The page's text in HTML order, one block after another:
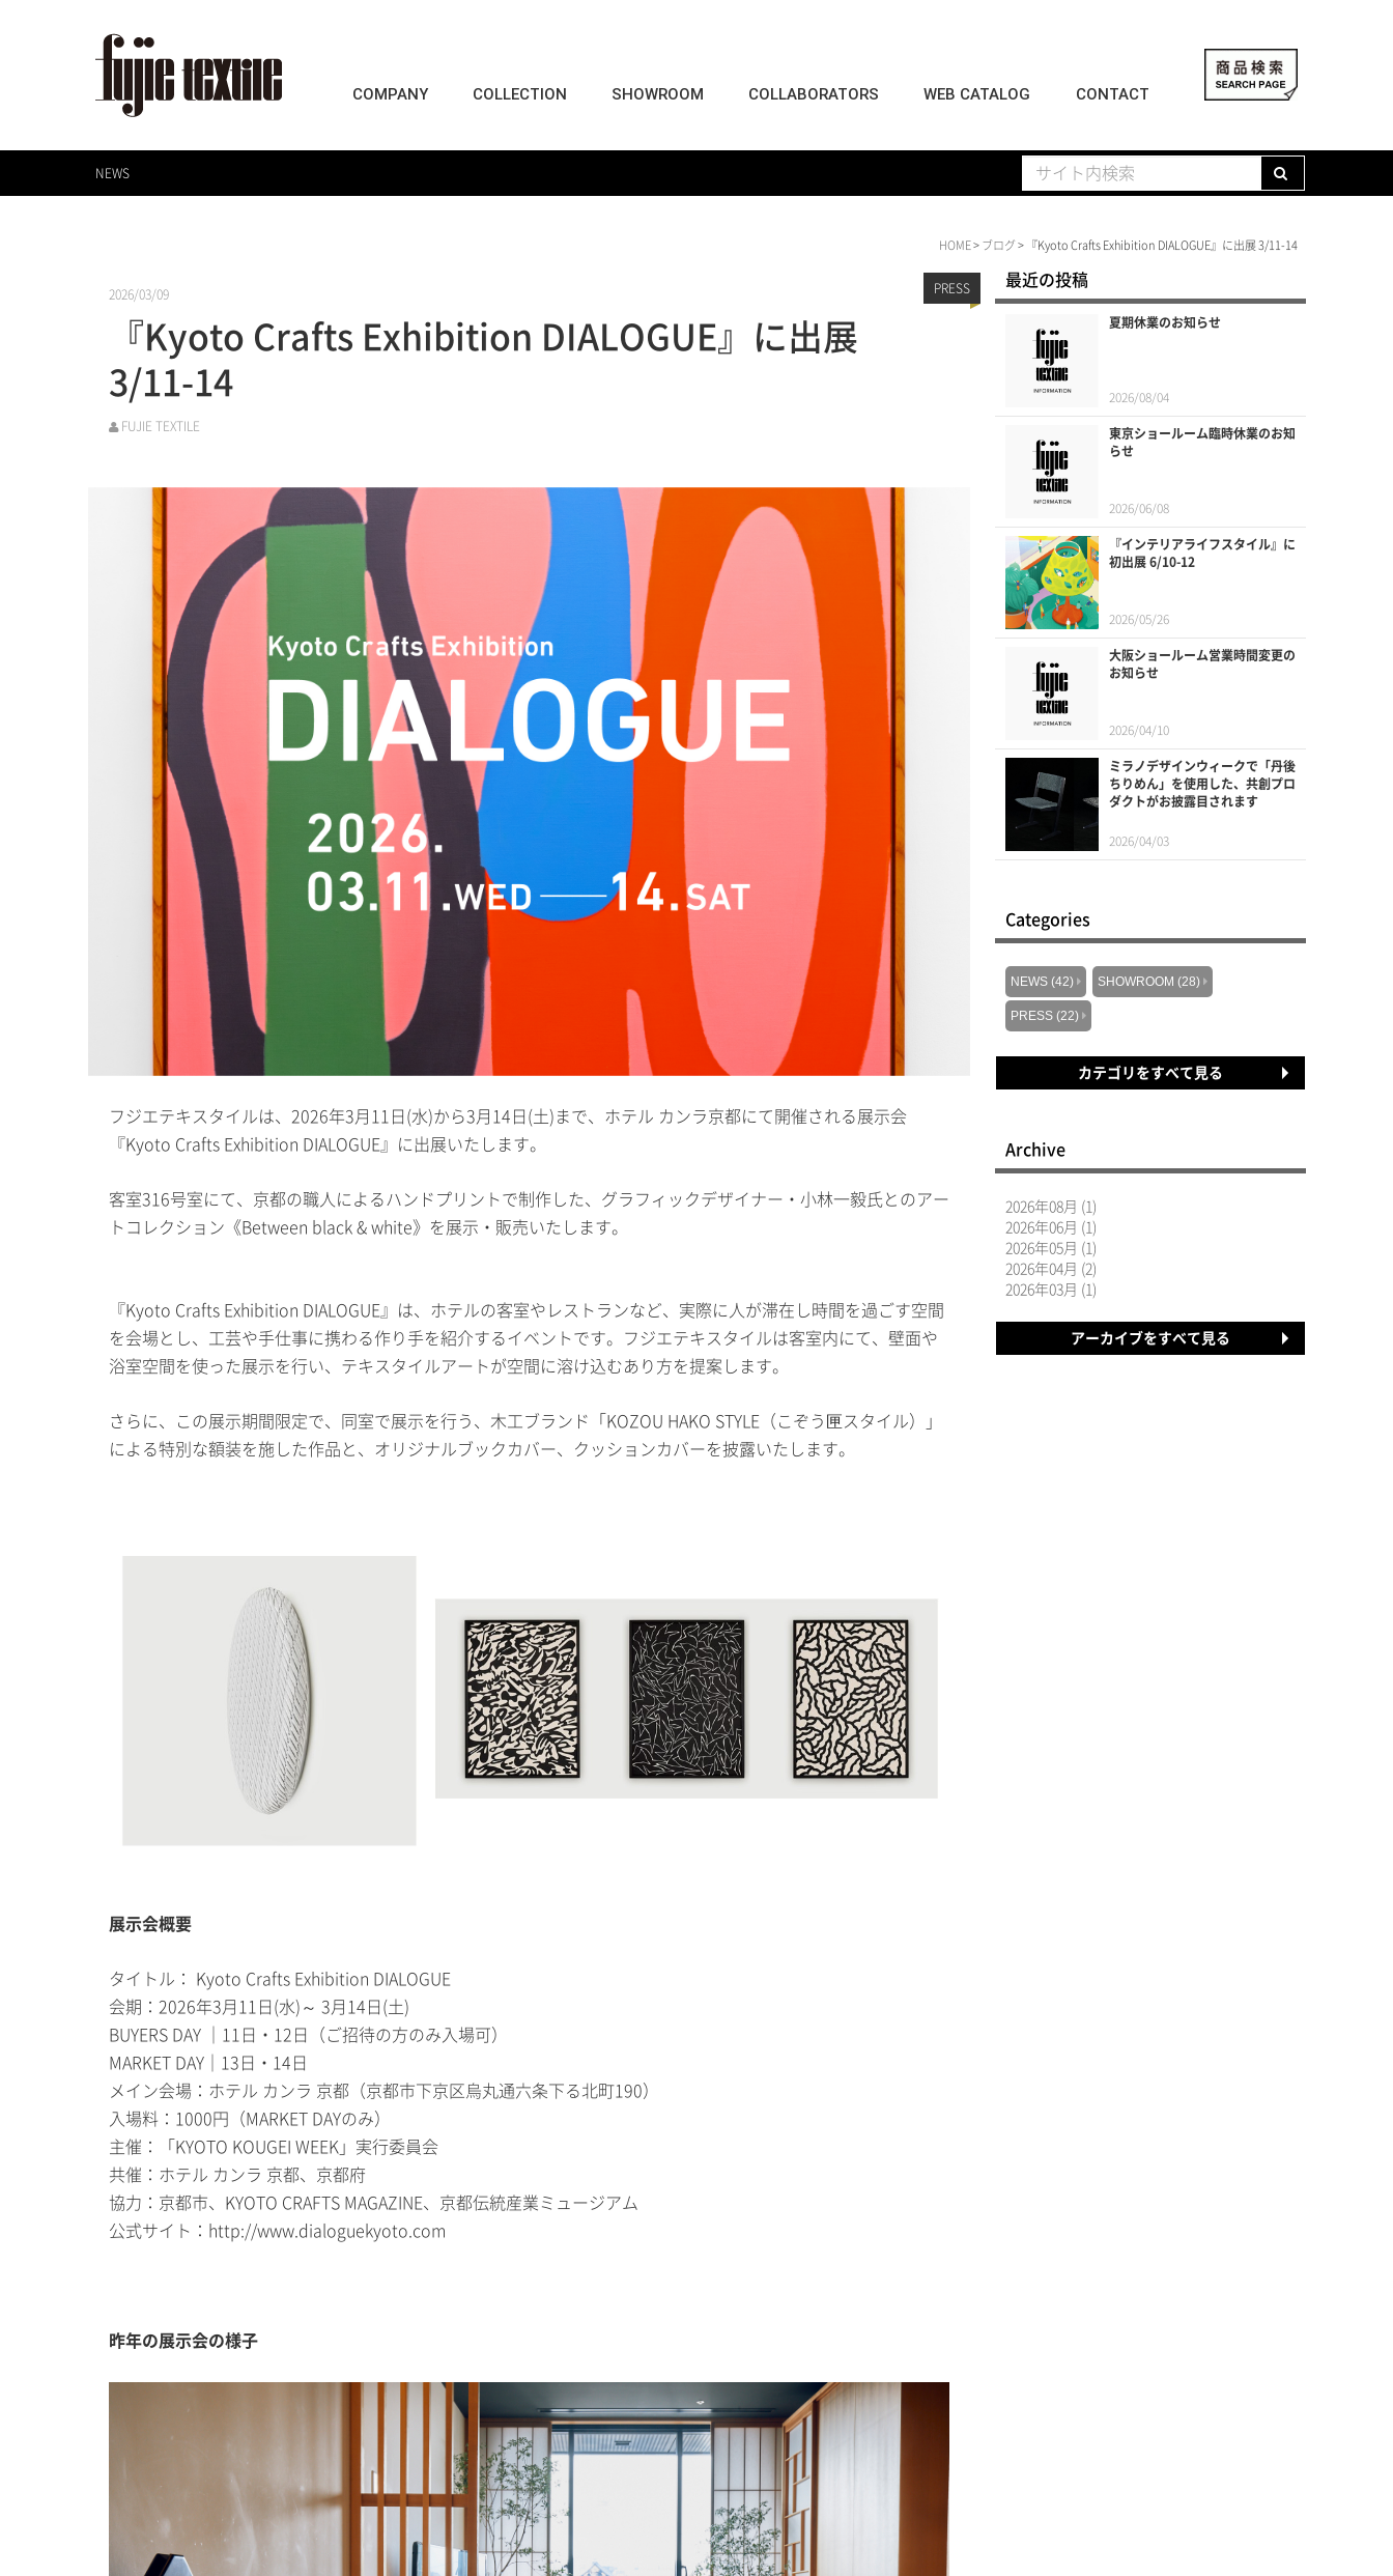
COMPANY COLLECTION SHOWROOM COLLABORATORS WEB CATALOG CONTACT
NEWS
HOME> ブログ> 『Kyoto Crafts Exhibition DIALOGUE』に出展 3/11-14
PRESS
2026/03/09
『Kyoto Crafts Exhibition DIALOGUE』に出展
3/11-14
FUJIE TEXTILE
フジエテキスタイルは、2026年3月11日(水)から3月14日(土)まで、ホテル カンラ京都にて開催される展示会
『Kyoto Crafts Exhibition DIALOGUE』に出展いたします。
客室316号室にて、京都の職人によるハンドプリントで制作した、グラフィックデザイナー・小林一毅氏とのアー
トコレクション《Between black & white》を展示・販売いたします。
『Kyoto Crafts Exhibition DIALOGUE』は、ホテルの客室やレストランなど、実際に人が滞在し時間を過ごす空間
を会場とし、工芸や手仕事に携わる作り手を紹介するイベントです。フジエテキスタイルは客室内にて、壁面や
浴室空間を使った展示を行い、テキスタイルアートが空間に溶け込むあり方を提案します。
さらに、この展示期間限定で、同室で展示を行う、木工ブランド「KOZOU HAKO STYLE（こぞう匣スタイル）」
による特別な額装を施した作品と、オリジナルブックカバー、クッションカバーを披露いたします。
展示会概要
タイトル： Kyoto Crafts Exhibition DIALOGUE
会期：2026年3月11日(水)～ 3月14日(土)
BUYERS DAY ｜11日・12日（ご招待の方のみ入場可）
MARKET DAY｜13日・14日
メイン会場：ホテル カンラ 京都（京都市下京区烏丸通六条下る北町190）
入場料：1000円（MARKET DAYのみ）
主催：「KYOTO KOUGEI WEEK」実行委員会
共催：ホテル カンラ 京都、京都府
協力：京都市、KYOTO CRAFTS MAGAZINE、京都伝統産業ミュージアム
公式サイト：http://www.dialoguekyoto.com
昨年の展示会の様子
最近の投稿
夏期休業のお知らせ
2026/08/04
東京ショールーム臨時休業のお知
らせ
2026/06/08
『インテリアライフスタイル』に
初出展 6/10-12
2026/05/26
大阪ショールーム営業時間変更の
お知らせ
2026/04/10
ミラノデザインウィークで「丹後
ちりめん」を使用した、共創プロ
ダクトがお披露目されます
2026/04/03
Categories
NEWS (42) SHOWROOM (28)
PRESS (22)
カテゴリをすべて見る
Archive
2026年08月 (1)
2026年06月 (1)
2026年05月 (1)
2026年04月 (2)
2026年03月 (1)
アーカイブをすべて見る